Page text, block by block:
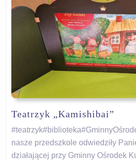
Teatrzyk „Kamishibai”
nasze przedszkole odwiedziły
działającej przy Gminny Ośrodek